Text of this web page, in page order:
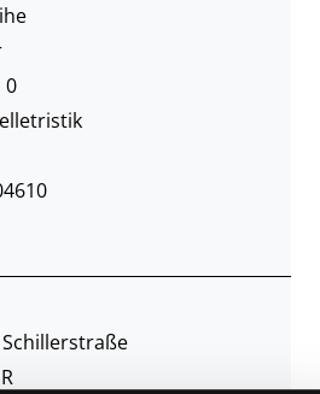
0
Schillerstraße